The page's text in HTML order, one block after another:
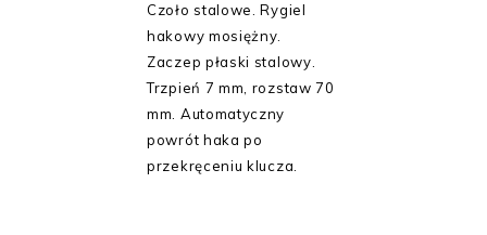
Czoło stalowe. Rygiel
hakowy mosiężny.
Zaczep płaski stalowy.
Trzpień 7 mm, rozstaw 70
mm. Automatyczny
powrót haka po
przekręceniu klucza.